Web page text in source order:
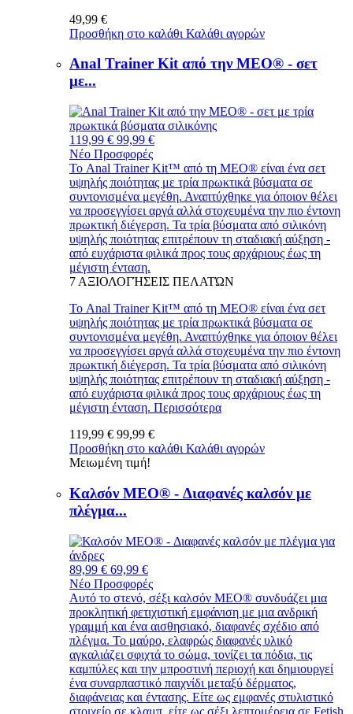
49,99 €
Προσθήκη στο καλάθι Καλάθι αγορών
Anal Trainer Kit από την MEO® - σετ
με...
119,99 € 99,99 €
Νέο Προσφορές
Το Anal Trainer Kit™ από τη MEO® είναι ένα σετ
υψηλής ποιότητας με τρία πρωκτικά βύσματα σε
συντονισμένα μεγέθη. Αναπτύχθηκε για όποιον θέλει
να προσεγγίσει αργά αλλά στοχευμένα την πιο έντονη
πρωκτική διέγερση. Τα τρία βύσματα από σιλικόνη
υψηλής ποιότητας επιτρέπουν τη σταδιακή αύξηση -
από ευχάριστα φιλικά προς τους αρχάριους έως τη
μέγιστη ένταση.
7 ΑΞΙΟΛΟΓΉΣΕΙΣ ΠΕΛΑΤΏΝ
Το Anal Trainer Kit™ από τη MEO® είναι ένα σετ
υψηλής ποιότητας με τρία πρωκτικά βύσματα σε
συντονισμένα μεγέθη. Αναπτύχθηκε για όποιον θέλει
να προσεγγίσει αργά αλλά στοχευμένα την πιο έντονη
πρωκτική διέγερση. Τα τρία βύσματα από σιλικόνη
υψηλής ποιότητας επιτρέπουν τη σταδιακή αύξηση -
από ευχάριστα φιλικά προς τους αρχάριους έως τη
μέγιστη ένταση. Περισσότερα
119,99 € 99,99 €
Προσθήκη στο καλάθι Καλάθι αγορών
Μειωμένη τιμή!
Καλσόν MEO® - Διαφανές καλσόν με
πλέγμα...
89,99 € 69,99 €
Νέο Προσφορές
Αυτό το στενό, σέξι καλσόν MEO® συνδυάζει μια
προκλητική φετιχιστική εμφάνιση με μια ανδρική
γραμμή και ένα αισθησιακό, διαφανές σχέδιο από
πλέγμα. Το μαύρο, ελαφρώς διαφανές υλικό
αγκαλιάζει σφιχτά το σώμα, τονίζει τα πόδια, τις
καμπύλες και την μπροστινή περιοχή και δημιουργεί
ένα συναρπαστικό παιχνίδι μεταξύ δέρματος,
διαφάνειας και έντασης. Είτε ως εμφανές στυλιστικό
στοιχείο σε κλαμπ, είτε ως σέξι λεπτομέρεια σε Fetish